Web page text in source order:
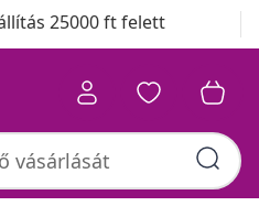
25000 ft felett